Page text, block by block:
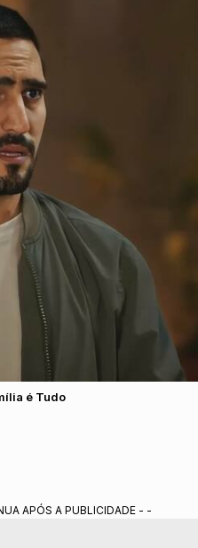
é Tudo
APÓS A PUBLICIDADE - -